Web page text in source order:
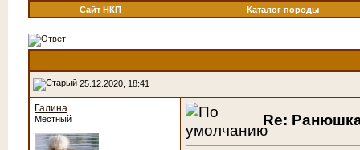
Сайт НКП Каталог породы
25.12.2020, 18:41
Галина
Местный Re: